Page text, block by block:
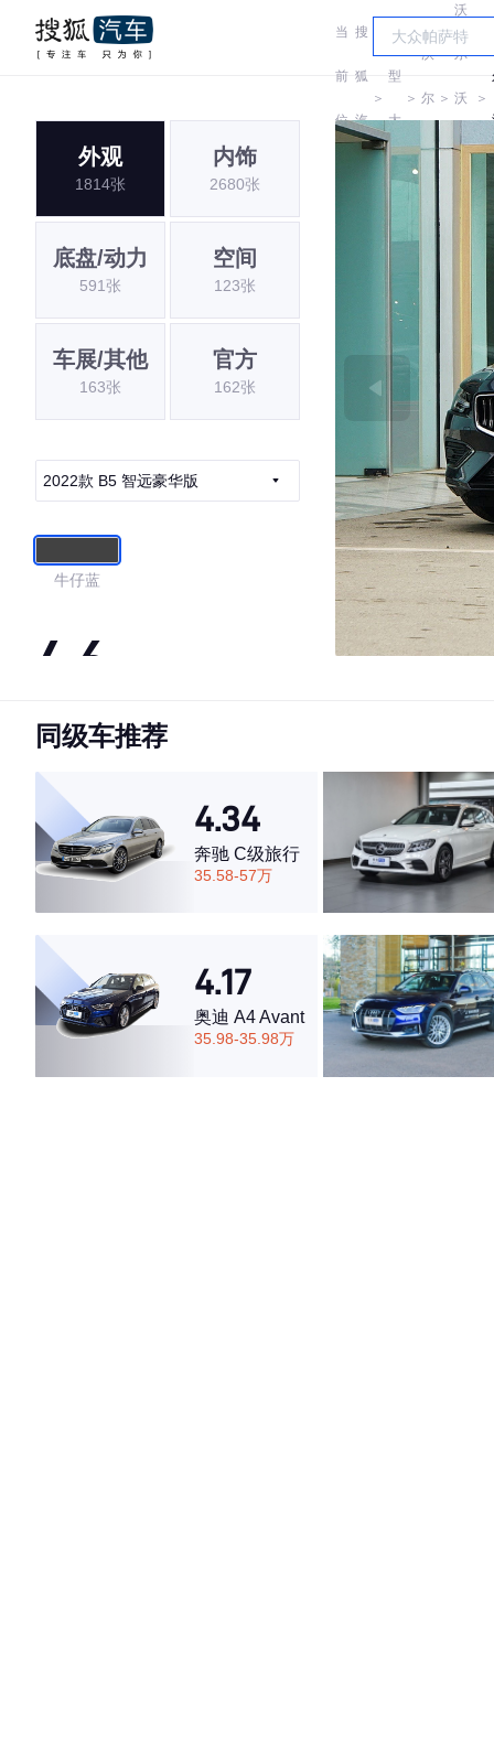
当
前
位
搜
狐
汽
＞
车
型
大
＞
沃
尔 ＞
沃
尔
沃
(进
＞
外观
1814张
内饰
2680张
底盘/动力
591张
空间
123张
车展/其他
163张
官方
162张
2022款 B5 智远豪华版
牛仔蓝
4.6
·外观表现较为优秀，优于65%同级车
·空间表现一般，低于79%同级车
同级车推荐
4.34
奔驰 C级旅行
35.58-57万
4.17
奥迪 A4 Avant
35.98-35.98万